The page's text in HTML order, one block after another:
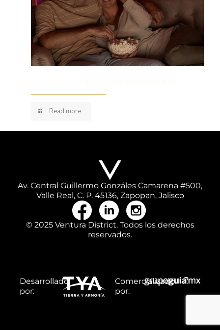
Read more
Av. Central Guillermo Gonzáles Camarena #500,
Valle Real, C. P. 45136, Zapopan, Jalisco
© 2025 Ventura District. Todos los derechos
reservados.
Desarrollado
por:
Comercializado
por: